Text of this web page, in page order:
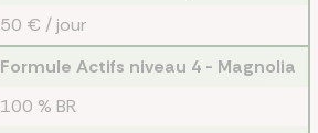
50 € / jour
Formule Actifs niveau 4 - Magnolia
100 % BR